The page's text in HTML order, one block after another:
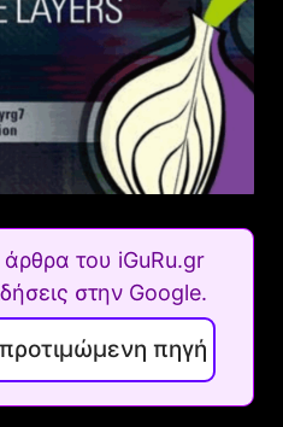
του iGuRu.gr
στην Google.
πηγή